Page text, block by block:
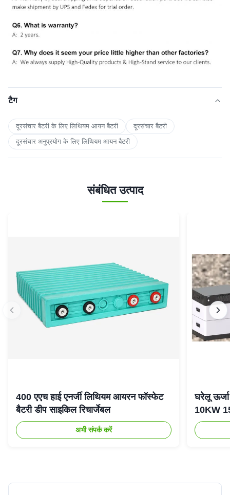
टैग
दूरसंचार बैटरी के लिए लिथियम आयन बैटरी
दूरसंचार बैटरी
दूरसंचार अनुप्रयोग के लिए लिथियम आयन बैटरी
संबंधित उत्पाद
400 एएच हाई एनर्जी लिथियम आयरन फॉस्फेट
बैटरी डीप साइकिल रिचार्जेबल
अभी संपर्क करें
घरेलू
10KW